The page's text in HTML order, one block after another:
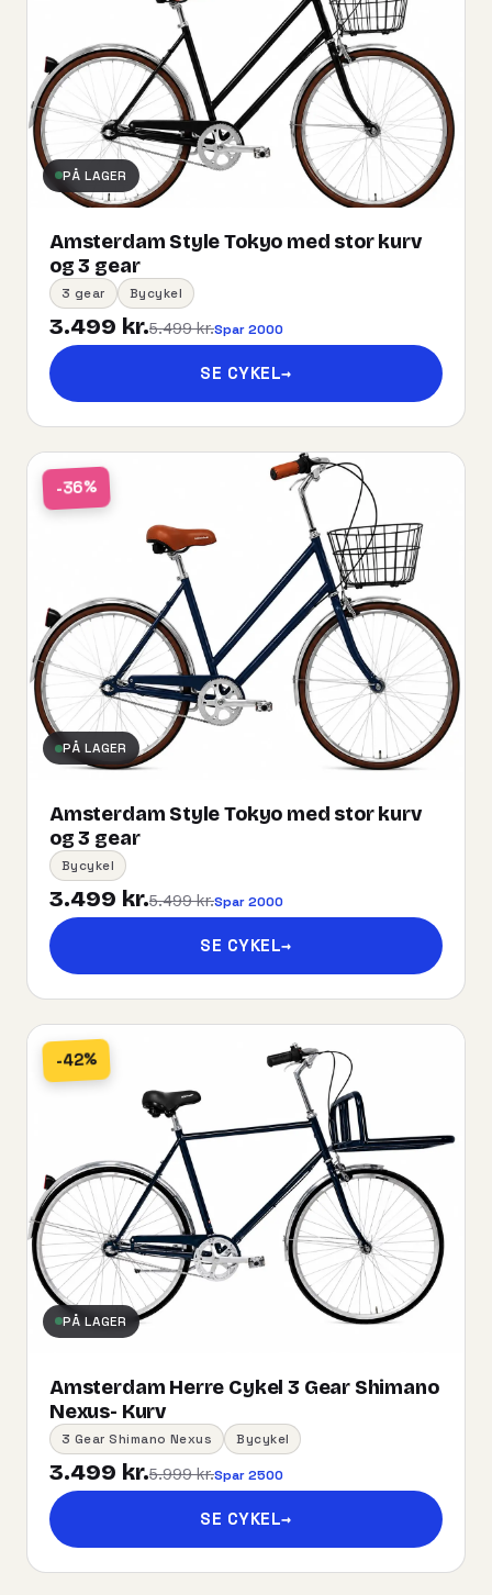
PÅ LAGER
Amsterdam Style Tokyo med stor kurv
og 3 gear
3 gear Bycykel
3.499 kr.5.499 kr.Spar 2000
SE CYKEL→
-36%
PÅ LAGER
Amsterdam Style Tokyo med stor kurv
og 3 gear
Bycykel
3.499 kr.5.499 kr.Spar 2000
SE CYKEL→
-42%
PÅ LAGER
Amsterdam Herre Cykel 3 Gear Shimano
Nexus- Kurv
3 Gear Shimano Nexus Bycykel
3.499 kr.5.999 kr.Spar 2500
SE CYKEL→